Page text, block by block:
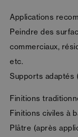
Applications
Peindre des
commerciaux,
etc.
Supports adaptés
Finitions
Finitions civiles à
Plâtre (après